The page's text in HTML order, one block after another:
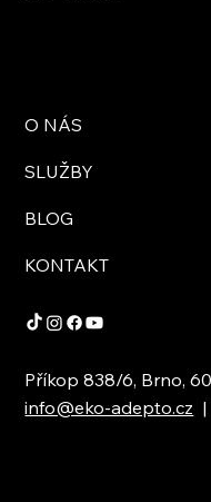
O NÁS
SLUŽBY
BLOG
KONTAKT
Příkop 838/6, Brno,
info@eko-adepto.cz |